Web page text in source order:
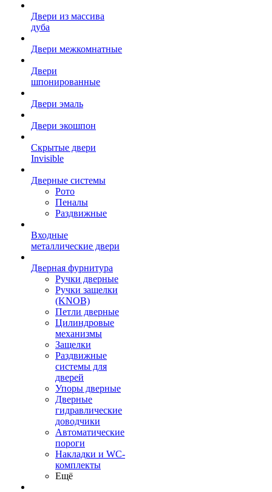
Двери из массива
дуба
Двери межкомнатные
Двери
шпонированные
Двери эмаль
Двери экошпон
Скрытые двери
Invisible
Дверные системы
Рото
Пеналы
Раздвижные
Входные
металлические двери
Дверная фурнитура
Ручки дверные
Ручки защелки
(KNOB)
Петли дверные
Цилиндровые
механизмы
Защелки
Раздвижные
системы для
дверей
Упоры дверные
Дверные
гидравлические
доводчики
Автоматические
пороги
Накладки и WC-
комплекты
Ещё